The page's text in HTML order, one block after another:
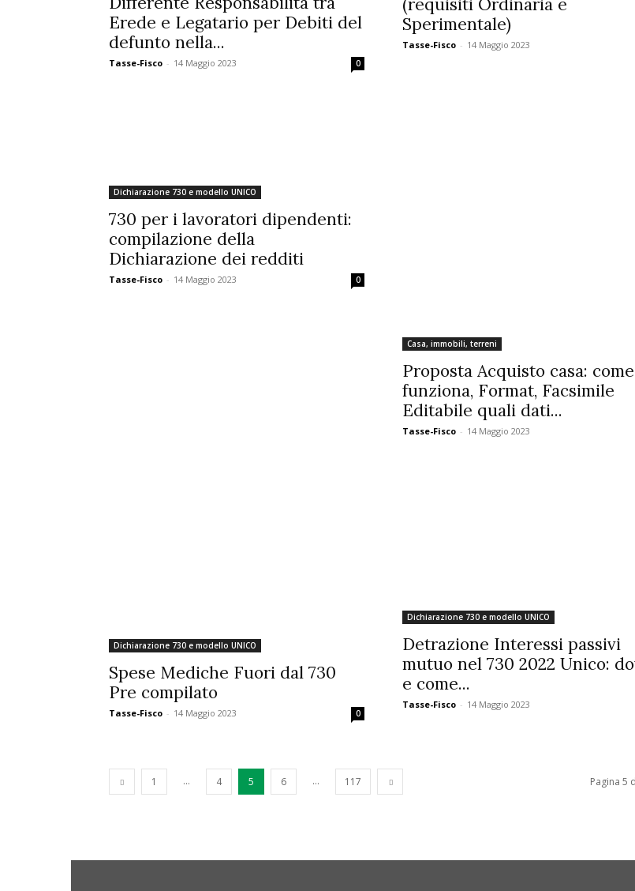
Erede e Legatario per Debiti del
defunto nella...
Tasse-Fisco - 14 Maggio 2023 0
(requisiti Ordinaria e
Sperimentale)
Tasse-Fisco - 14 Maggio 2023
Dichiarazione 730 e modello UNICO
730 per i lavoratori dipendenti:
compilazione della
Dichiarazione dei redditi
Tasse-Fisco - 14 Maggio 2023 0
Casa, immobili, terreni
Proposta Acquisto casa: come
funziona, Format, Facsimile
Editabile quali dati...
Tasse-Fisco - 14 Maggio 2023
Dichiarazione 730 e modello UNICO
Spese Mediche Fuori dal 730
Pre compilato
Tasse-Fisco - 14 Maggio 2023 0
Dichiarazione 730 e modello UNICO
Detrazione Interessi passivi
mutuo nel 730 2022 Unico:
e come...
Tasse-Fisco - 14 Maggio 2023
1 ... 4 5 6 ... 117 Pagina 5